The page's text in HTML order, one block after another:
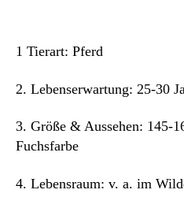
1 Tierart: Pferd
2. Lebenserwartung: 25-30
3. Größe & Aussehen: 145-
Fuchsfarbe
4. Lebensraum: v. a. im